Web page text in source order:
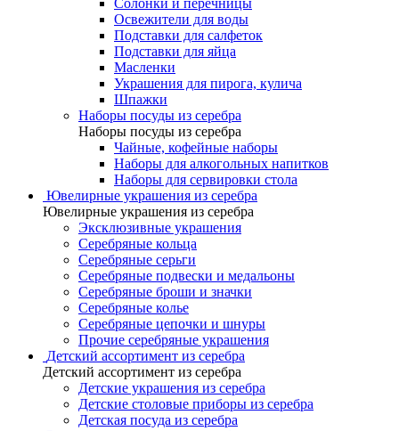
Солонки и перечницы
Освежители для воды
Подставки для салфеток
Подставки для яйца
Масленки
Украшения для пирога, кулича
Шпажки
Наборы посуды из серебра
Наборы посуды из серебра
Чайные, кофейные наборы
Наборы для алкогольных напитков
Наборы для сервировки стола
Ювелирные украшения из серебра
Ювелирные украшения из серебра
Эксклюзивные украшения
Серебряные кольца
Серебряные серьги
Серебряные подвески и медальоны
Серебряные броши и значки
Серебряные колье
Серебряные цепочки и шнуры
Прочие серебряные украшения
Детский ассортимент из серебра
Детский ассортимент из серебра
Детские украшения из серебра
Детские столовые приборы из серебра
Детская посуда из серебра